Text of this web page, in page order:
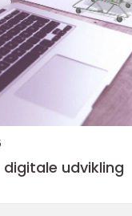
udvikling